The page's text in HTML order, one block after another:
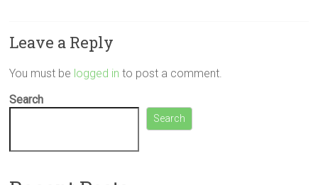
Leave a Reply
You must be logged in to post a comment.
Search
Search